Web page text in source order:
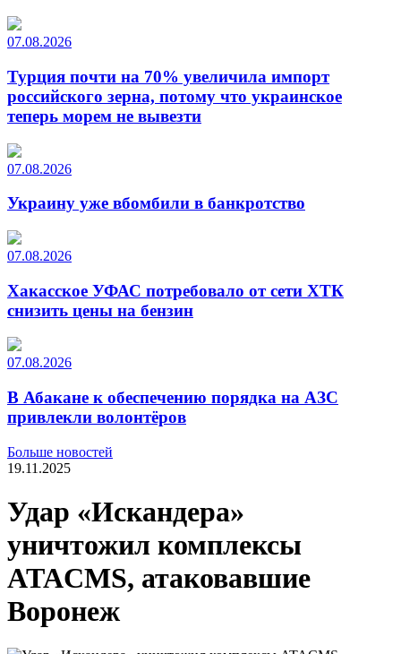
07.08.2026
Турция почти на 70% увеличила импорт
российского зерна, потому что украинское
теперь морем не вывезти
07.08.2026
Украину уже вбомбили в банкротство
07.08.2026
Хакасское УФАС потребовало от сети ХТК
снизить цены на бензин
07.08.2026
В Абакане к обеспечению порядка на АЗС
привлекли волонтёров
Больше новостей
19.11.2025
Удар «Искандера»
уничтожил комплексы
ATACMS, атаковавшие
Воронеж